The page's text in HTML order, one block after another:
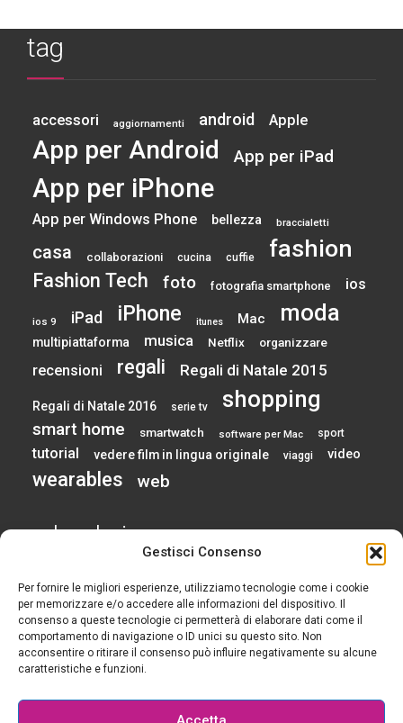
Gestisci Consenso
Per fornire le migliori esperienze, utilizziamo tecnologie come i cookie
per memorizzare e/o accedere alle informazioni del dispositivo. Il
consenso a queste tecnologie ci permetterà di elaborare dati come il
comportamento di navigazione o ID unici su questo sito. Non
acconsentire o ritirare il consenso può influire negativamente su alcune
caratteristiche e funzioni.
tag
accessori aggiornamenti android Apple
App per Android App per iPad
App per iPhone
App per Windows Phone bellezza braccialetti
casa collaborazioni cucina cuffie fashion
Fashion Tech foto fotografia smartphone ios
ios 9 iPad iPhone itunes Mac moda
multipiattaforma musica Netflix organizzare
recensioni regali Regali di Natale 2015
Regali di Natale 2016 serie tv shopping
smart home smartwatch software per Mac sport
tutorial vedere film in lingua originale viaggi video
wearables web
calendario
AGOSTO 2026
L M M G V S
1
2
10
11 12 13 14 15
16